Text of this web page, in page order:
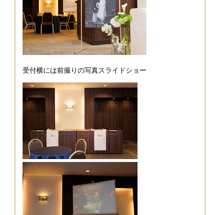
受付横には前撮りの写真スライドショー